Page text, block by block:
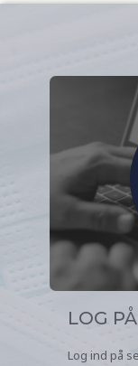
LOG
Log ind på